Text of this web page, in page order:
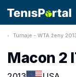
Turnaje - WTA ženy
Macon 2